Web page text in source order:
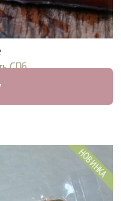
СПб
НОВИНКА